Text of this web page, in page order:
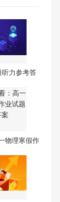
力参考答
物理寒假作